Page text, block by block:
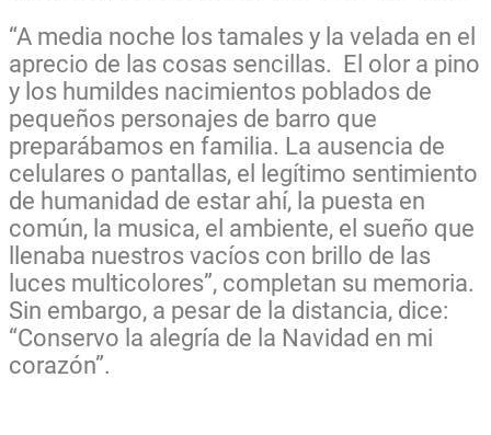
“A media noche los tamales y la velada en el
aprecio de las cosas sencillas. El olor a pino
y los humildes nacimientos poblados de
pequeños personajes de barro que
preparábamos en familia. La ausencia de
celulares o pantallas, el legítimo sentimiento
de humanidad de estar ahí, la puesta en
común, la musica, el ambiente, el sueño que
llenaba nuestros vacíos con brillo de las
luces multicolores”, completan su memoria.
Sin embargo, a pesar de la distancia, dice:
“Conservo la alegría de la Navidad en mi
corazón”.